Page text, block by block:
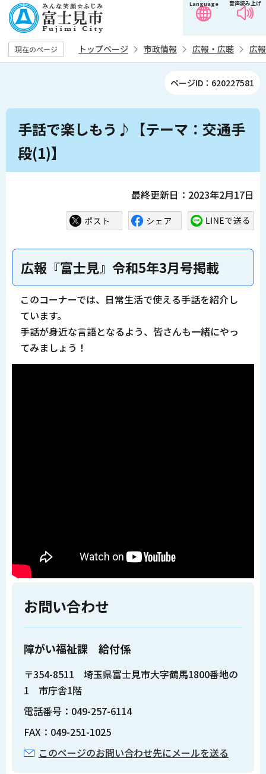
の
ペ
ー
音声読み上げ
Language
現在のページ トップページ 市政情報 広報・広聴 広報
ページID：620227581
本
か
手話で楽しもう♪【テーマ：交通手
段(1)】
最終更新日：2023年2月17日
広報『富士見』令和5年3月号掲載
このコーナーでは、日常生活で使える手話を紹介し
ています。
手話が身近な言語となるよう、皆さんも一緒にやっ
てみましょう！
お問い合わせ
障がい福祉課 給付係
〒354-8511 埼玉県富士見市大字鶴馬1800番地の
1 市庁舎1階
電話番号：049-257-6114
FAX：049-251-1025
このページのお問い合わせ先にメールを送る